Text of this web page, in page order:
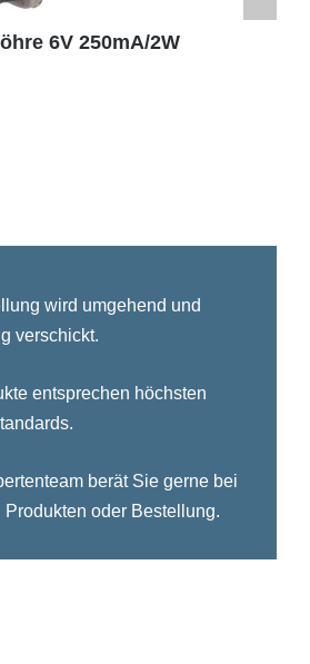
6V 250mA/2W
wird umgehend und
verschickt.
entsprechen höchsten
berät Sie gerne bei
Produkten oder Bestellung.